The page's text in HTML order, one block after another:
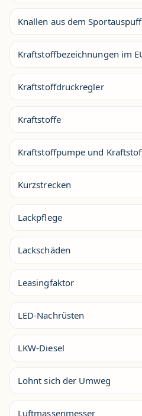
Knallen aus dem Sportauspuff
Kraftstoffbezeichnungen im
Kraftstoffdruckregler
Kraftstoffe
Kraftstoffpumpe und
Kurzstrecken
Lackpflege
Lackschäden
Leasingfaktor
LED-Nachrüsten
LKW-Diesel
Lohnt sich der Umweg
Luftmassenmesser